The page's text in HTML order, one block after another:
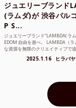
ジュエリーブランド
(ラムダ)が 渋谷パル
P S...
ジュエリーブランド“LAMBDA( ラム
EDOM 自由を遊べ。 LAMBDA（
な資源を無限のクリエイティブで
2025.1.16 ヒラバ